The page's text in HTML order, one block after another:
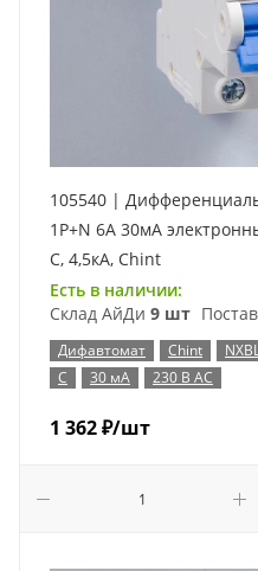
105540 |
1P+N 6А 30мА
C, 4,5кА, Chint
Есть в наличии:
Склад АйДи 9 шт
Дифавтомат Chint
C
30 мА 230 В AC
1 362₽/шт